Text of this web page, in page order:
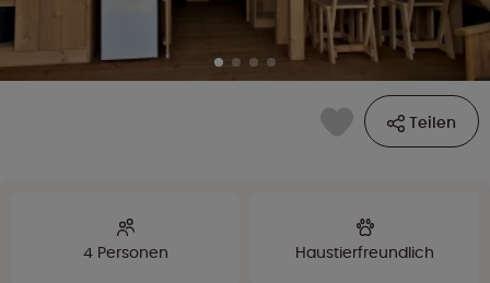
Teilen
4 Personen Haustierfreundlich